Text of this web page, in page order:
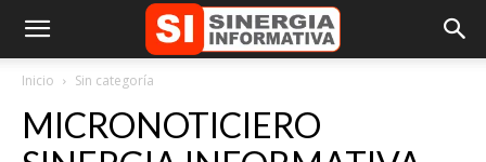
Inicio Sin categoría
MICRONOTICIERO